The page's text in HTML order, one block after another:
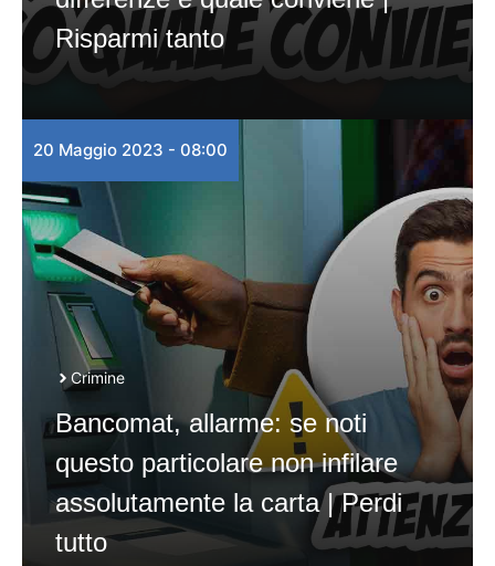
Risparmi tanto
20 Maggio 2023 - 08:00
Crimine
Bancomat, allarme: se noti
questo particolare non infilare
assolutamente la carta | Perdi
tutto